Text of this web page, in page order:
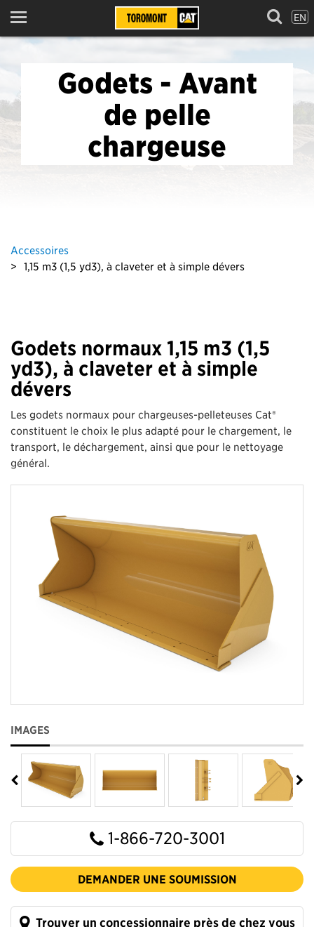
Menu EN
Godets - Avant
de pelle
chargeuse
Accessoires
1,15 m3 (1,5 yd3), à claveter et à simple dévers
Godets normaux 1,15 m3 (1,5
yd3), à claveter et à simple
dévers
Les godets normaux pour chargeuses-pelleteuses Cat®
constituent le choix le plus adapté pour le chargement, le
transport, le déchargement, ainsi que pour le nettoyage
général.
IMAGES
1-866-720-3001
DEMANDER UNE SOUMISSION
Trouver un concessionnaire près de chez vous